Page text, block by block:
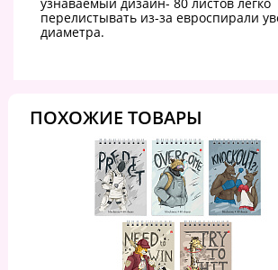
перелистывать из-за евроспирали
диаметра.
ПОХОЖИЕ ТОВАРЫ